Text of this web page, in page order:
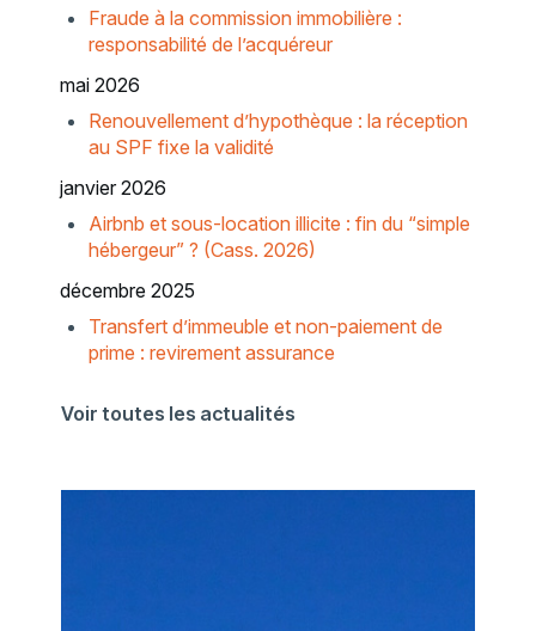
Fraude à la commission immobilière :
responsabilité de l’acquéreur
mai 2026
Renouvellement d’hypothèque : la réception
au SPF fixe la validité
janvier 2026
Airbnb et sous-location illicite : fin du “simple
hébergeur” ? (Cass. 2026)
décembre 2025
Transfert d’immeuble et non-paiement de
prime : revirement assurance
Voir toutes les actualités